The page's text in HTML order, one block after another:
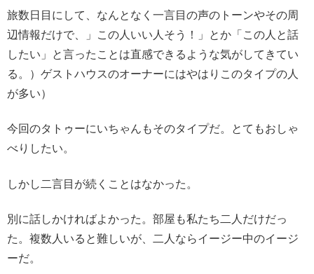
旅数日目にして、なんとなく一言目の声のトーンやその周
辺情報だけで、」この人いい人そう！」とか「この人と話
したい」と言ったことは直感できるような気がしてきてい
る。）ゲストハウスのオーナーにはやはりこのタイプの人
が多い）
今回のタトゥーにいちゃんもそのタイプだ。とてもおしゃ
べりしたい。
しかし二言目が続くことはなかった。
別に話しかければよかった。部屋も私たち二人だけだっ
た。複数人いると難しいが、二人ならイージー中のイージ
ーだ。